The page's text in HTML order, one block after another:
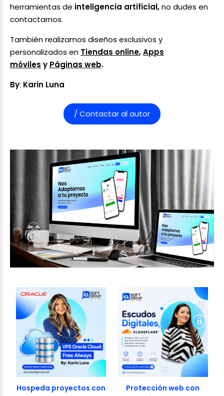
herramientas de inteligencia artificial,no dudes en
contactarnos.
También realizamos diseños exclusivos y
personalizados en Tiendas online,Apps
móviles y Páginas web.
By: Karin Luna
/ Contactar al autor
Hospeda proyectos con
Protección web con